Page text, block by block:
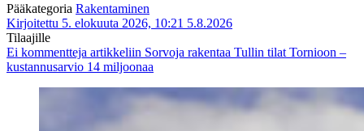
Pääkategoria Rakentaminen
Kirjoitettu 5. elokuuta 2026, 10:21 5.8.2026
Tilaajille
Ei kommentteja artikkeliin Sorvoja rakentaa Tullin tilat Tornioon –
kustannusarvio 14 miljoonaa